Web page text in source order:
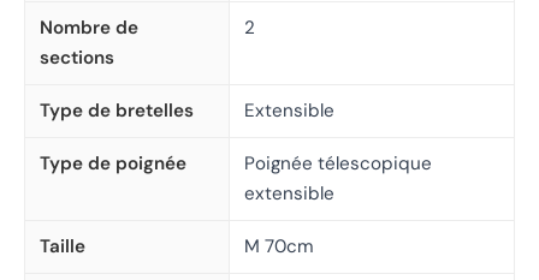
Nombre de
sections
2
Type de bretelles Extensible
Type de poignée
Poignée télescopique
extensible
Taille M 70cm